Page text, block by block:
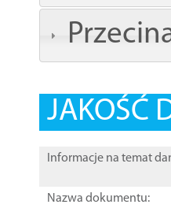
JAKOŚĆ
Informacje na temat
Nazwa dokumentu: